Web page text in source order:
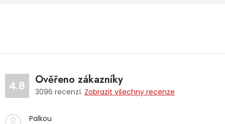
Autodoplňky
4.8 Ověřeno zákazníky
3096 recenzí. Zobrazit všechny recenze
Palkou